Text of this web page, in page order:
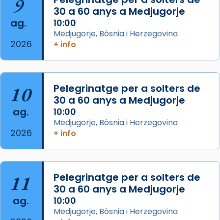
les aconseguirà el 1772. L’ofici que es canta
a la “Missa de les Santes” (“Missa de
Glòria”) fou composta el 1848 per Mn.
Manuel Blanch, amb aire d’òpera
italianitzant; s’interpreta per privilegi
pontifici, amb orquestra i cor, i té una
duració aproximada de tres hores. Després,
processó (recuperada el 1972) al voltant
del temple amb les relíquies de les santes.
Des de 1985 hi participa també un grup de
diablesses amb música i ball propis. Festa
«Si vols saber què és calor, ves per les
Santes a Mataró»🥵.
Photo
View on Facebook ·
9
ag.
2026
30 a 60 anys a Medjugorje
10:00
Medjugorje, Bòsnia i Herzegovina
+ info
10
ag.
2026
Pelegrinatge per a solters de
30 a 60 anys a Medjugorje
10:00
Medjugorje, Bòsnia i Herzegovina
+ info
11
ag.
Pelegrinatge per a solters de
30 a 60 anys a Medjugorje
10:00
Medjugorje, Bòsnia i Herzegovina